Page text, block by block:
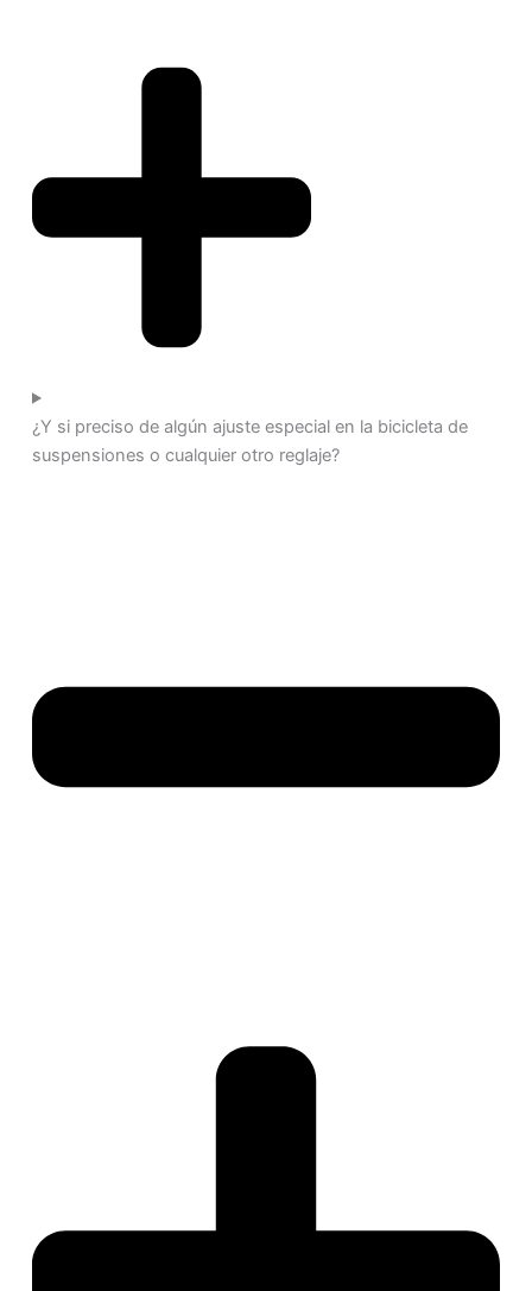
¿Y si preciso de algún ajuste especial en la bicicleta de
suspensiones o cualquier otro reglaje?